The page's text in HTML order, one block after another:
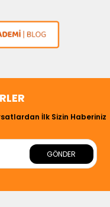
İlk Sizin Haberiniz
GÖNDER